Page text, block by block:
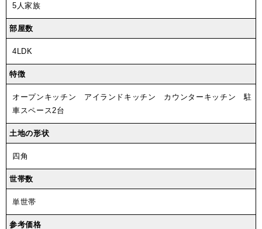
5人家族
部屋数
4LDK
特徴
オープンキッチン アイランドキッチン カウンターキッチン 駐
車スペース2台
土地の形状
四角
世帯数
単世帯
参考価格